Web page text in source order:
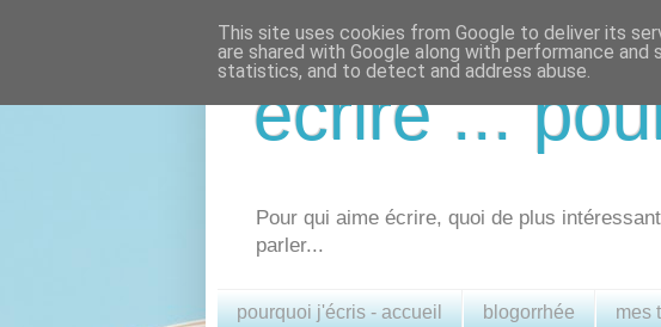
écrire ...
Pour qui aime écrire, quoi de plus
parler...
pourquoi j'écris - accueil blogorrhée mes
This site uses cookies from Google to deliver its
are shared with Google along with performance
statistics, and to detect and address abuse.